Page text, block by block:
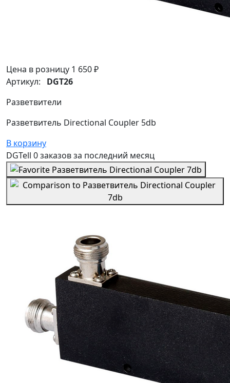
Цена в розницу 1 650 ₽
Артикул: DGT26
Разветвители
Разветвитель Directional Coupler 5db
В корзину
DGTell 0 заказовза последний месяц